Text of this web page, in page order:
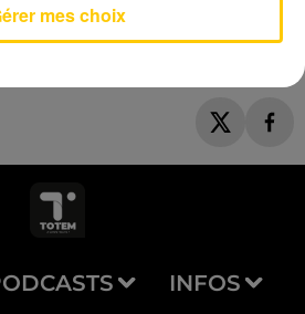
INFOS
mes choix